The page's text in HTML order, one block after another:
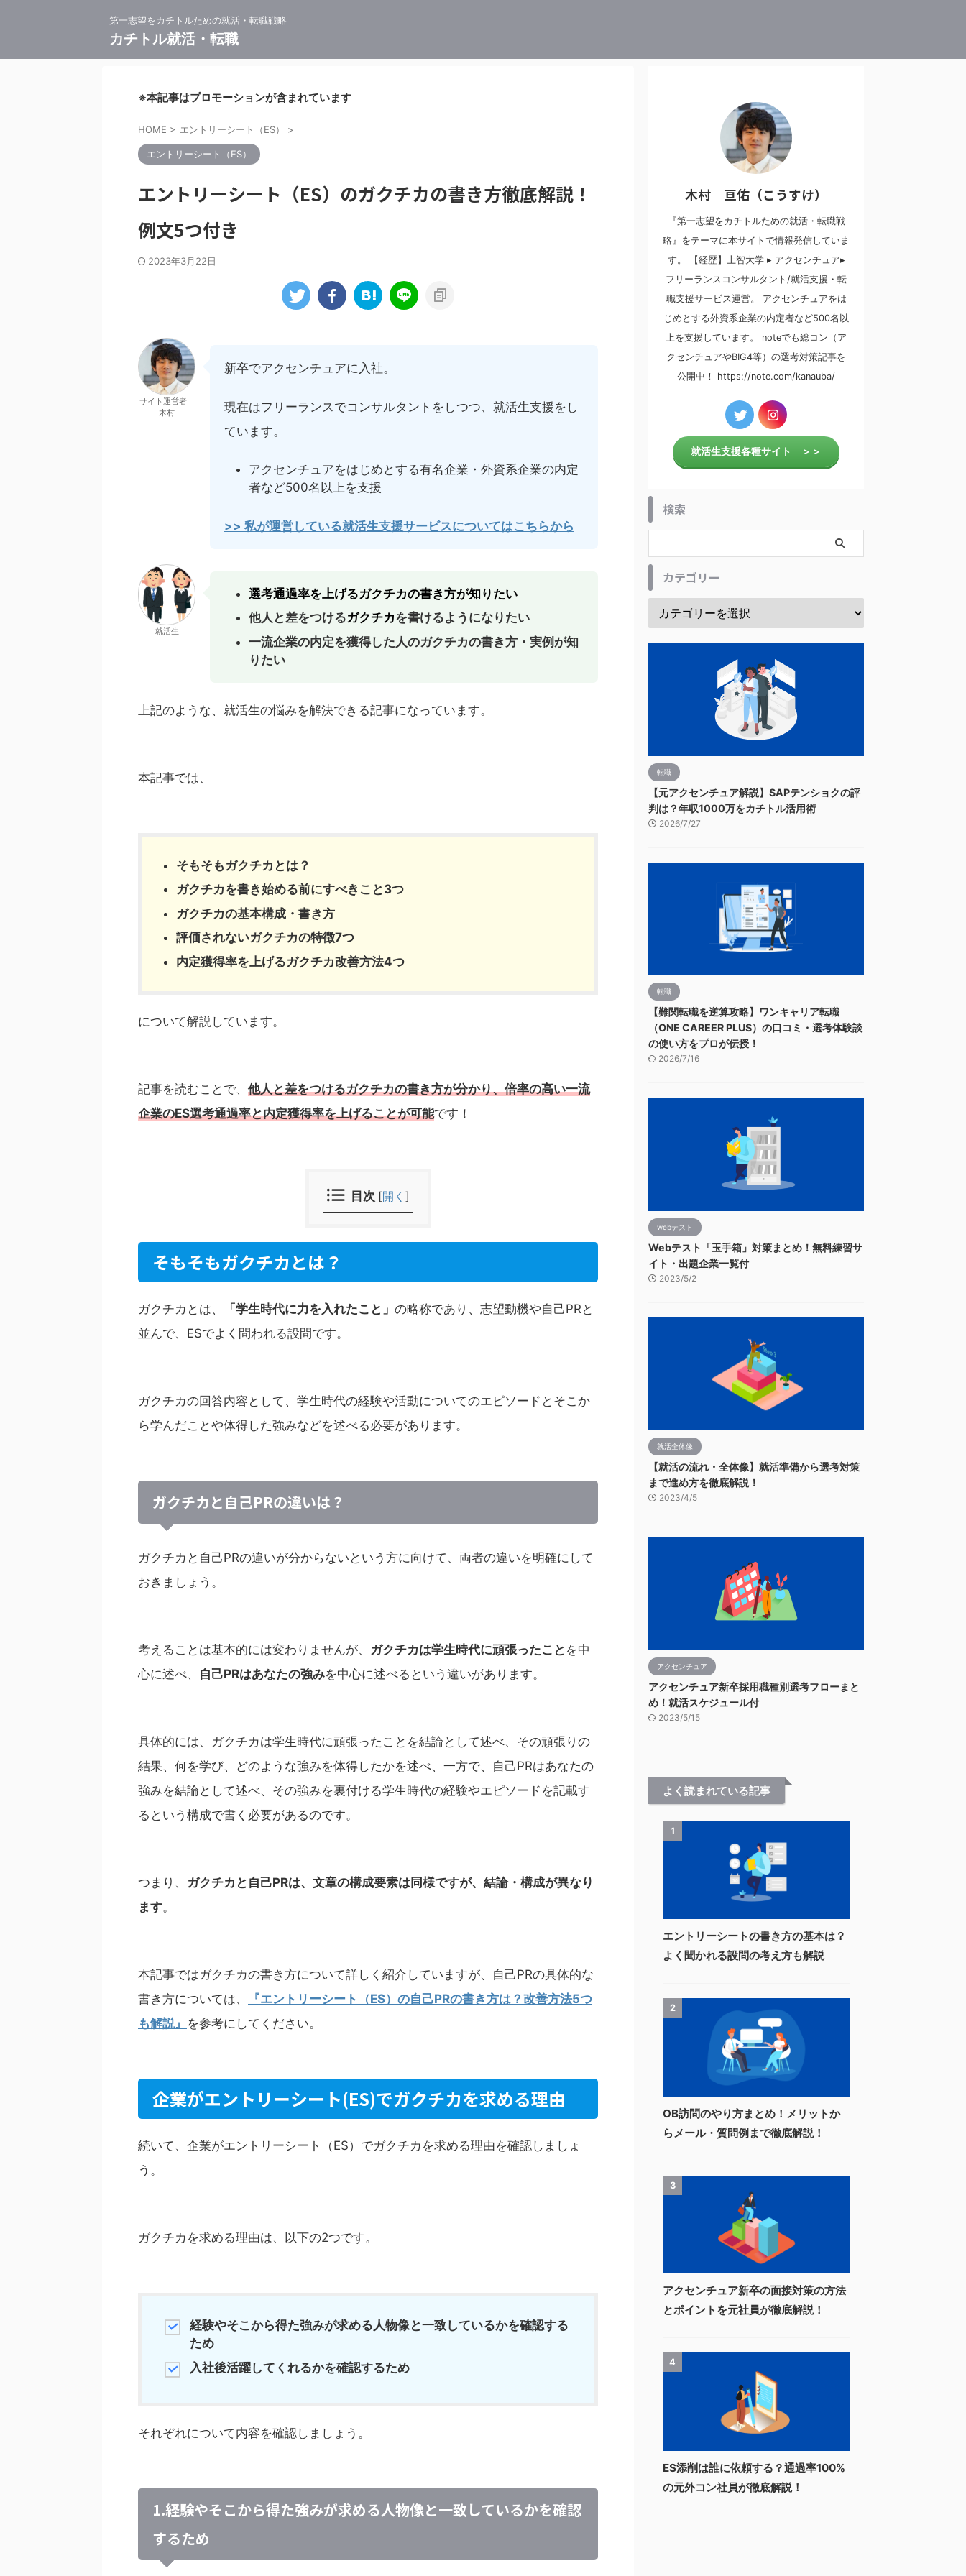
第一志望をカチトルための就活・転職戦略
カチトル就活・転職
※本記事はプロモーションが含まれています
HOME > エントリーシート（ES） >
エントリーシート（ES）
エントリーシート（ES）のガクチカの書き方徹底解説！
例文5つ付き
2023年3月22日
サイト運営者
木村
新卒でアクセンチュアに入社。
現在はフリーランスでコンサルタントをしつつ、就活生支援をし
ています。
アクセンチュアをはじめとする有名企業・外資系企業の内定
者など500名以上を支援
>> 私が運営している就活生支援サービスについてはこちらから
就活生
選考通過率を上げるガクチカの書き方が知りたい
他人と差をつけるガクチカを書けるようになりたい
一流企業の内定を獲得した人のガクチカの書き方・実例が知
りたい
上記のような、就活生の悩みを解決できる記事になっています。
本記事では、
そもそもガクチカとは？
ガクチカを書き始める前にすべきこと3つ
ガクチカの基本構成・書き方
評価されないガクチカの特徴7つ
内定獲得率を上げるガクチカ改善方法4つ
について解説しています。
記事を読むことで、 他人と差をつけるガクチカの書き方が分かり、倍率の高い一流
企業のES選考通過率と内定獲得率を上げることが可能です！
目次 [開く ]
そもそもガクチカとは？
ガクチカとは、 「学生時代に力を入れたこと」 の略称であり、志望動機や自己PRと
並んで、ESでよく問われる設問です。
ガクチカの回答内容として、学生時代の経験や活動についてのエピソードとそこか
ら学んだことや体得した強みなどを述べる必要があります。
ガクチカと自己PRの違いは？
ガクチカと自己PRの違いが分からないという方に向けて、両者の違いを明確にして
おきましょう。
考えることは基本的には変わりませんが、 ガクチカは学生時代に頑張ったこと を中
心に述べ、 自己PRはあなたの強みを中心に述べるという違いがあります。
具体的には、ガクチカは学生時代に頑張ったことを結論として述べ、その頑張りの
結果、何を学び、どのような強みを体得したかを述べ、一方で、自己PRはあなたの
強みを結論として述べ、その強みを裏付ける学生時代の経験やエピソードを記載す
るという構成で書く必要があるのです。
つまり、 ガクチカと自己PRは、文章の構成要素は同様ですが、結論・構成が異なり
ます。
本記事ではガクチカの書き方について詳しく紹介していますが、自己PRの具体的な
書き方については、
『エントリーシート（ES）の自己PRの書き方は？改善方法5つ
も解説』 を参考にしてください。
企業がエントリーシート(ES)でガクチカを求める理由
続いて、企業がエントリーシート（ES）でガクチカを求める理由を確認しましょ
う。
ガクチカを求める理由は、以下の2つです。
経験やそこから得た強みが求める人物像と一致しているかを確認する
ため
入社後活躍してくれるかを確認するため
それぞれについて内容を確認しましょう。
1.経験やそこから得た強みが求める人物像と一致しているかを確認
するため
木村 亘佑（こうすけ）
『第一志望をカチトルための就活・転職戦
略』をテーマに本サイトで情報発信していま
す。 【経歴】上智大学 ▸ アクセンチュア▸
フリーランスコンサルタント/就活支援・転
職支援サービス運営。 アクセンチュアをは
じめとする外資系企業の内定者など500名以
上を支援しています。 noteでも総コン（ア
クセンチュアやBIG4等）の選考対策記事を
公開中！ https://note.com/kanauba/
就活生支援各種サイト ＞＞
検索
カテゴリー
転職
【元アクセンチュア解説】SAPテンショクの評
判は？年収1000万をカチトル活用術
2026/7/27
転職
【難関転職を逆算攻略】ワンキャリア転職
（ONE CAREER PLUS）の口コミ・選考体験談
の使い方をプロが伝授！
2026/7/16
webテスト
Webテスト「玉手箱」対策まとめ！無料練習サ
イト・出題企業一覧付
2023/5/2
就活全体像
【就活の流れ・全体像】就活準備から選考対策
まで進め方を徹底解説！
2023/4/5
アクセンチュア
アクセンチュア新卒採用職種別選考フローまと
め！就活スケジュール付
2023/5/15
よく読まれている記事
1
エントリーシートの書き方の基本は？
よく聞かれる設問の考え方も解説
2
OB訪問のやり方まとめ！メリットか
らメール・質問例まで徹底解説！
3
アクセンチュア新卒の面接対策の方法
とポイントを元社員が徹底解説！
4
ES添削は誰に依頼する？通過率100%
の元外コン社員が徹底解説！